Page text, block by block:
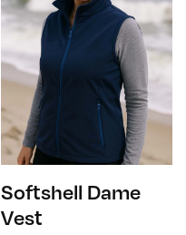
Softshell Dame
Vest